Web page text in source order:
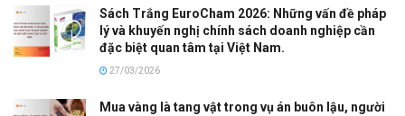
Sách Trắng EuroCham 2026: Những vấn đề pháp
lý và khuyến nghị chính sách doanh nghiệp cần
đặc biệt quan tâm tại Việt Nam.
27/03/2026
Mua vàng là tang vật trong vụ án buôn lậu, người